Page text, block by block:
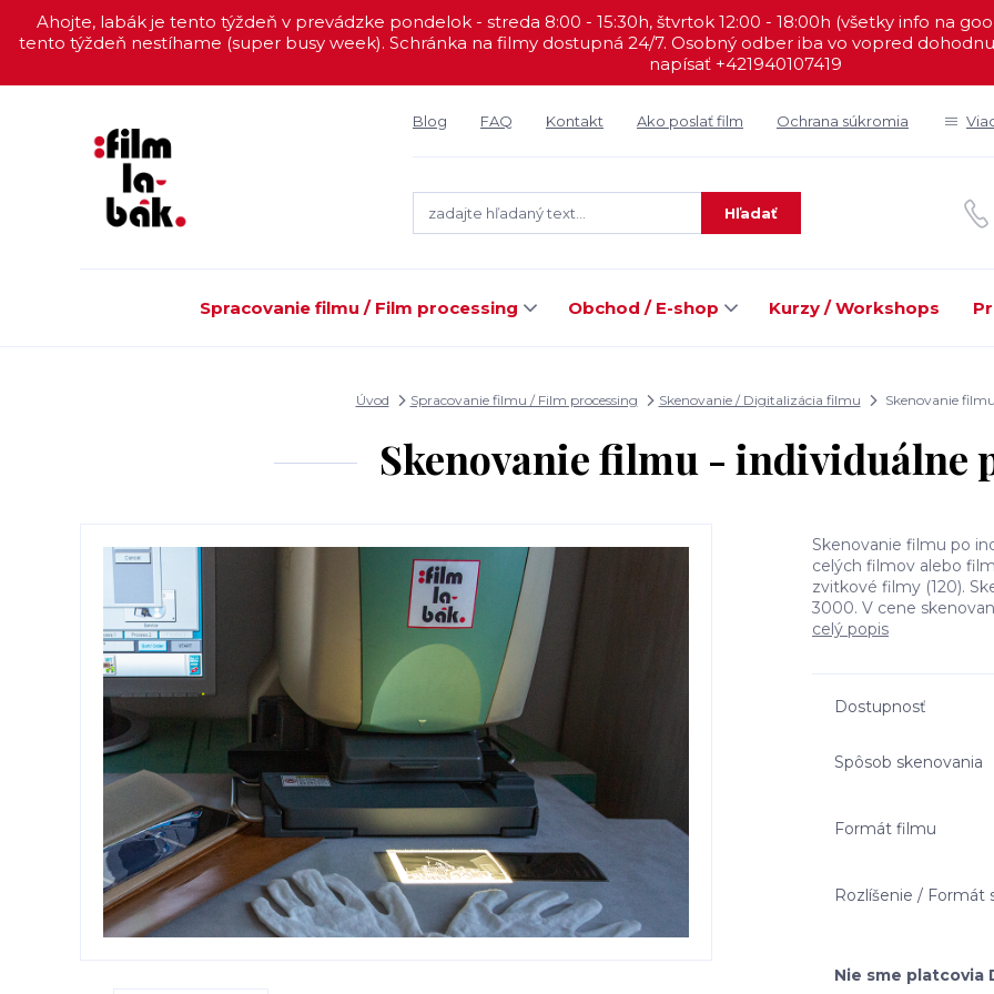
Ahojte, labák je tento týždeň v prevádzke pondelok - streda 8:00 - 15:30h, štvrtok 12:00 - 18:00h (všetky info na
tento týždeň nestíhame (super busy week). Schránka na filmy dostupná 24/7. Osobný odber iba vo vopred
napísať +421940107419
Blog FAQ Kontakt Ako poslať film Ochrana súkromia
Hľadať
Spracovanie filmu / Film processing Obchod / E-shop Kurzy / Workshops
Úvod Spracovanie filmu / Film processing Skenovanie / Digitalizácia filmu Skenovanie
Skenovanie filmu - individuálne
Skenovanie filmu po
celých filmov alebo
zvitkové filmy (120).
3000. V cene
celý popis
Dostupnosť
Spôsob skenovania
Formát filmu
Rozlíšenie / Formát
Nie sme platcovia